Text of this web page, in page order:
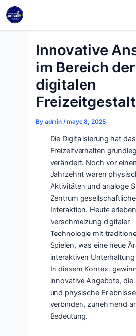
Skip
content
Innovative
im Bereich der
digitalen
By admin /mayo 8, 2025
Die Digitalisierung hat das
Freizeitverhalten
verändert. Noch vor
Jahrzehnt waren
Aktivitäten und analoge
Zentrum
Interaktion. Heute
Verschmelzung digitaler
Technologie mit
Spielen, was eine neue
interaktiven Unterhaltung
In diesem Kontext
innovative Angebote, die
und physische
verbinden, zunehmend
Bedeutung.